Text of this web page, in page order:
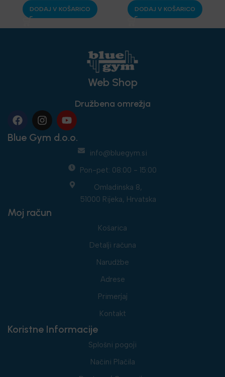
Joga , Najnovejša
DODAJ V KOŠARICO
Najnovejša oprema
DODAJ V KOŠARICO
Web Shop
Družbena omrežja
Blue Gym d.o.o.
info@bluegym.si
Pon-pet: 08:00 - 15:00
Omladinska 8,
51000 Rijeka, Hrvatska
Moj račun
Košarica
Detalji računa
Narudžbe
Adrese
Primerjaj
Kontakt
Koristne Informacije
Splošni pogoji
Načini Plačila